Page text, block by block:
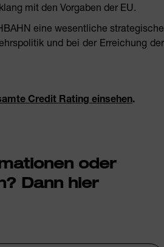
mit den Vorgaben der EU.
eine wesentliche strategische
und bei der Erreichung der
Credit Rating einsehen.
oder
Dann hier